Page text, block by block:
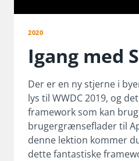
2020
Igang med
Der er en ny stjerne i
lys til WWDC 2019, og
framework som kan
brugergrænseflader til
denne lektion kommer
dette fantastiske